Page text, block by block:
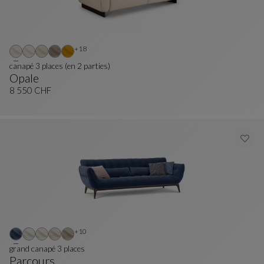
Opale
Canapé 3 Places (en 2 Parties)
Voir La Description Complète
canapé 3 places (en 2 parties)
8 550 CHF
+18Autres coloris : 18 couleurs disponibles
Parcours
grand canapé 3 places
+10Autres coloris : 10 couleurs disponibles